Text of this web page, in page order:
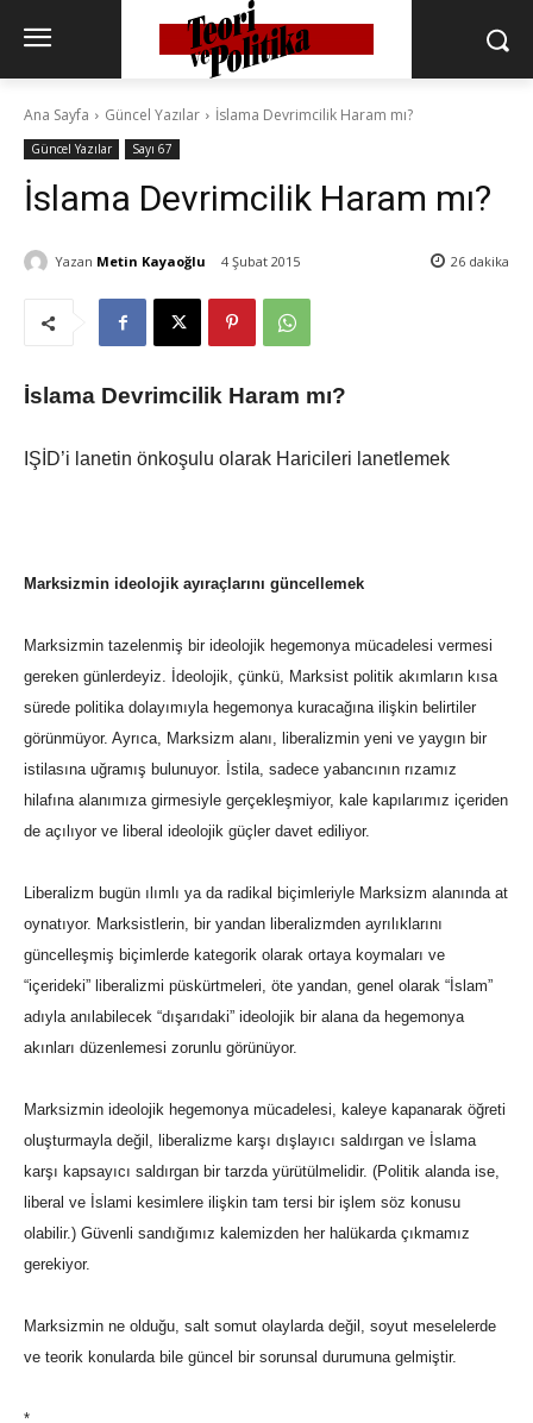
Ana Sayfa Güncel Yazılar İslama Devrimcilik Haram mı?
Güncel Yazılar Sayı 67
İslama Devrimcilik Haram mı?
Yazan Metin Kayaoğlu 4 Şubat 2015 26 dakika
İslama Devrimcilik Haram mı?
IŞİD’i lanetin önkoşulu olarak Haricileri lanetlemek
Marksizmin ideolojik ayıraçlarını güncellemek
Marksizmin tazelenmiş bir ideolojik hegemonya mücadelesi vermesi
gereken günlerdeyiz. İdeolojik, çünkü, Marksist politik akımların kısa
sürede politika dolayımıyla hegemonya kuracağına ilişkin belirtiler
görünmüyor. Ayrıca, Marksizm alanı, liberalizmin yeni ve yaygın bir
istilasına uğramış bulunuyor. İstila, sadece yabancının rızamız
hilafına alanımıza girmesiyle gerçekleşmiyor, kale kapılarımız içeriden
de açılıyor ve liberal ideolojik güçler davet ediliyor.
Liberalizm bugün ılımlı ya da radikal biçimleriyle Marksizm alanında at
oynatıyor. Marksistlerin, bir yandan liberalizmden ayrılıklarını
güncelleşmiş biçimlerde kategorik olarak ortaya koymaları ve
“içerideki” liberalizmi püskürtmeleri, öte yandan, genel olarak “İslam”
adıyla anılabilecek “dışarıdaki” ideolojik bir alana da hegemonya
akınları düzenlemesi zorunlu görünüyor.
Marksizmin ideolojik hegemonya mücadelesi, kaleye kapanarak öğreti
oluşturmayla değil, liberalizme karşı dışlayıcı saldırgan ve İslama
karşı kapsayıcı saldırgan bir tarzda yürütülmelidir. (Politik alanda ise,
liberal ve İslami kesimlere ilişkin tam tersi bir işlem söz konusu
olabilir.) Güvenli sandığımız kalemizden her halükarda çıkmamız
gerekiyor.
Marksizmin ne olduğu, salt somut olaylarda değil, soyut meselelerde
ve teorik konularda bile güncel bir sorunsal durumuna gelmiştir.
*